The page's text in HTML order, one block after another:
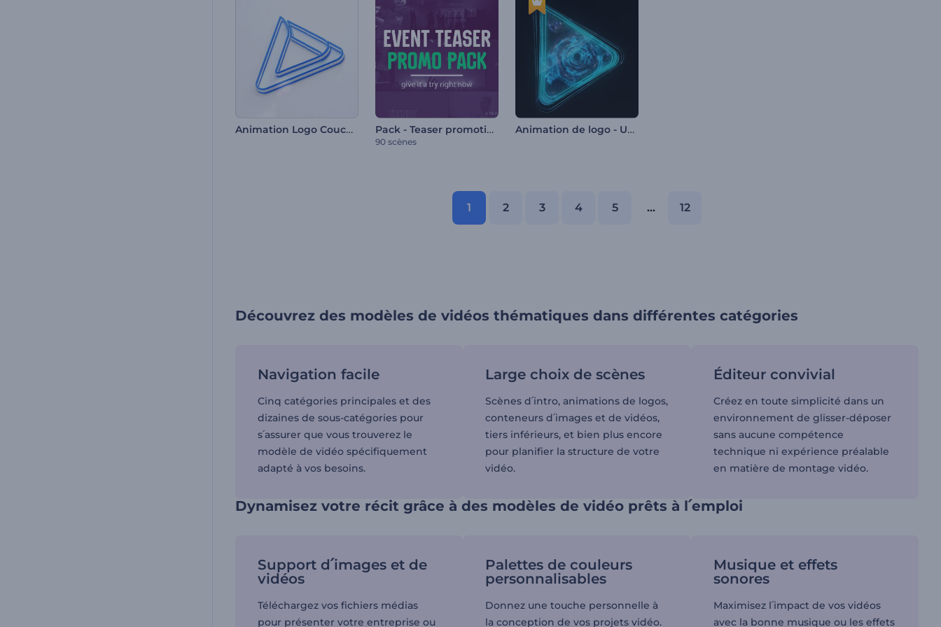
Animation Logo Couches Simples Pack - Teaser promotionnel des événements
90 scènes
Animation de logo - Univers étoilé
1 2 3 4 5 ... 12
Découvrez des modèles de vidéos thématiques dans différentes catégories
Navigation facile
Cinq catégories principales et des
dizaines de sous-catégories pour
s՛assurer que vous trouverez le
modèle de vidéo spécifiquement
adapté à vos besoins.
Large choix de scènes
Scènes d՛intro, animations de logos,
conteneurs d՛images et de vidéos,
tiers inférieurs, et bien plus encore
pour planifier la structure de votre
vidéo.
Éditeur convivial
Créez en toute simplicité dans un
environnement de glisser-déposer
sans aucune compétence
technique ni expérience préalable
en matière de montage vidéo.
Dynamisez votre récit grâce à des modèles de vidéo prêts à l՛emploi
Support d՛images et de
vidéos
Téléchargez vos fichiers médias
pour présenter votre entreprise ou
Palettes de couleurs
personnalisables
Donnez une touche personnelle à
la conception de vos projets vidéo.
Musique et effets
sonores
Maximisez l՛impact de vos vidéos
avec la bonne musique ou les effets